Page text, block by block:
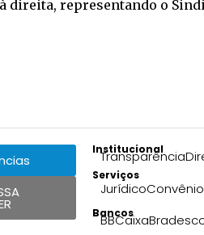
direita, representando o
Institucional
Transparência
Serviços
Jurídico
Bancos
BBCaixa